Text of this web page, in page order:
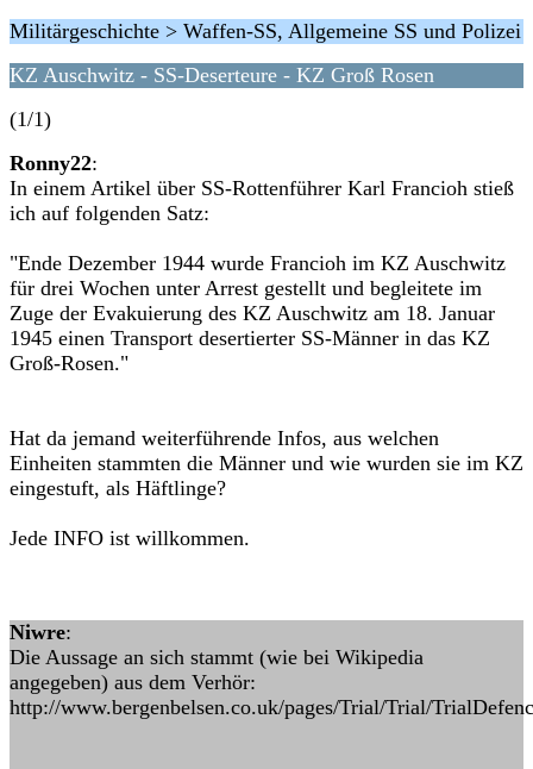
Militärgeschichte > Waffen-SS, Allgemeine SS und Polizei
KZ Auschwitz - SS-Deserteure - KZ Groß Rosen
(1/1)
Ronny22:
In einem Artikel über SS-Rottenführer Karl Francioh stieß
ich auf folgenden Satz:
"Ende Dezember 1944 wurde Francioh im KZ Auschwitz
für drei Wochen unter Arrest gestellt und begleitete im
Zuge der Evakuierung des KZ Auschwitz am 18. Januar
1945 einen Transport desertierter SS-Männer in das KZ
Groß-Rosen."
Hat da jemand weiterführende Infos, aus welchen
Einheiten stammten die Männer und wie wurden sie im KZ
eingestuft, als Häftlinge?
Jede INFO ist willkommen.
Niwre:
Die Aussage an sich stammt (wie bei Wikipedia
angegeben) aus dem Verhör:
http://www.bergenbelsen.co.uk/pages/Trial/Trial/